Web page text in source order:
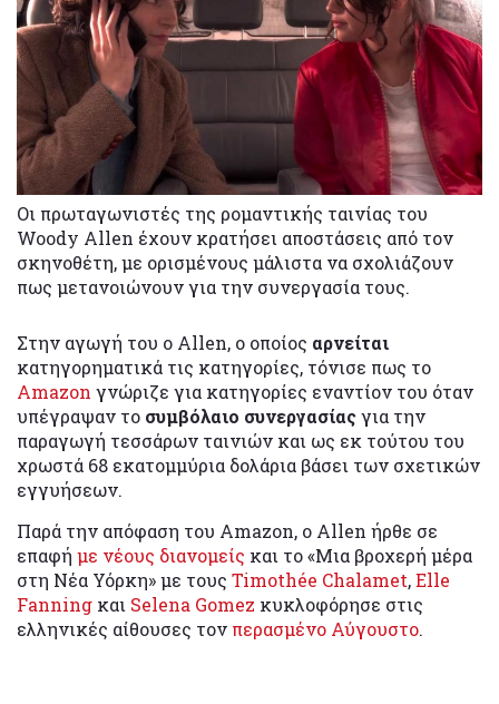
Οι πρωταγωνιστές της ρομαντικής ταινίας του
Woody Allen έχουν κρατήσει αποστάσεις από τον
σκηνοθέτη, με ορισμένους μάλιστα να σχολιάζουν
πως μετανοιώνουν για την συνεργασία τους.
Στην αγωγή του ο Allen, ο οποίος αρνείται
κατηγορηματικά τις κατηγορίες, τόνισε πως το
Amazon γνώριζε για κατηγορίες εναντίον του όταν
υπέγραψαν το συμβόλαιο συνεργασίαςγια την
παραγωγή τεσσάρων ταινιών και ως εκ τούτου του
χρωστά 68 εκατομμύρια δολάρια βάσει των σχετικών
εγγυήσεων.
Παρά την απόφαση του Amazon, ο Allen ήρθε σε
επαφή με νέους διανομείς και το «Μια βροχερή μέρα
στη Νέα Υόρκη» με τους Timothée Chalamet,Elle
Fanning και Selena Gomez κυκλοφόρησε στις
ελληνικές αίθουσες τον περασμένο Αύγουστο.